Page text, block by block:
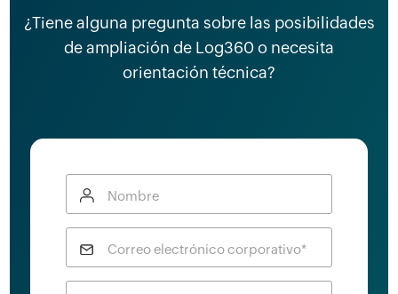
¿Tiene alguna pregunta sobre las posibilidades
de ampliación de Log360 o necesita
orientación técnica?
Nombre
Correo electrónico corporativo*